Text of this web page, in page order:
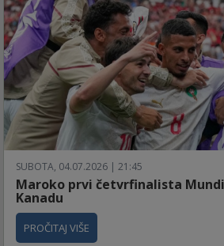
SUBOTA, 04.07.2026 | 21:45
Maroko prvi četvrfinalista
Kanadu
PROČITAJ VIŠE